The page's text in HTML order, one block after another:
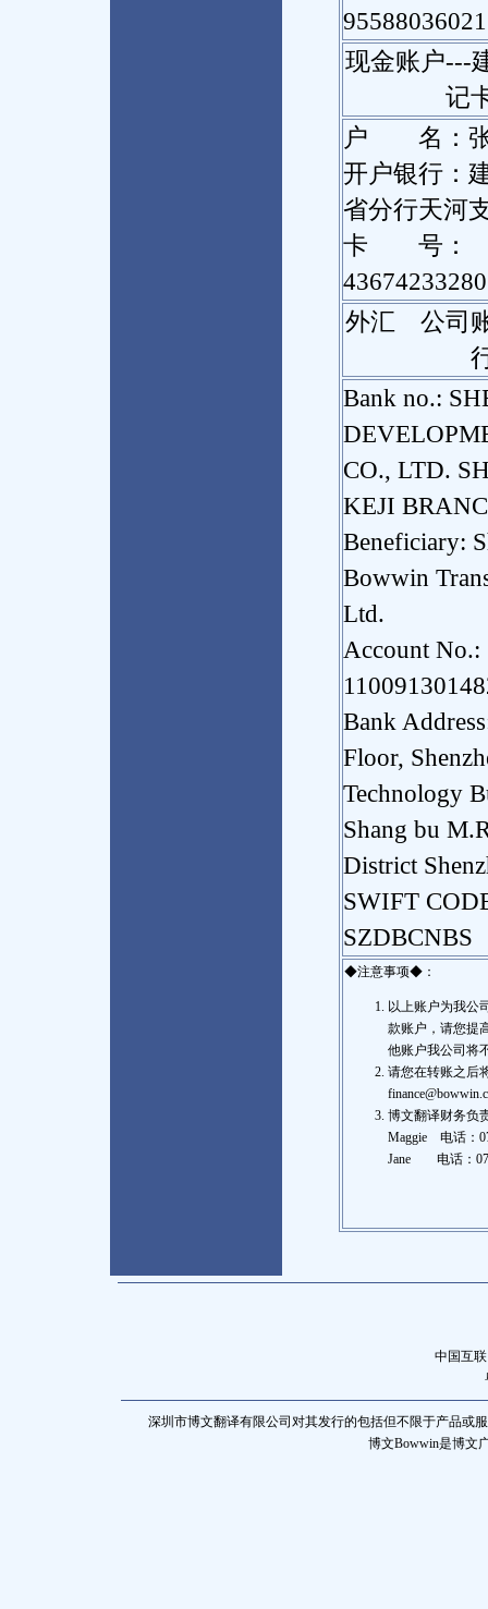
现金账户---
记
户 名：
开户银行：
省分行天河
卡 号：
外汇 公司
Bank no.:
CO., LTD.
KEJI
Beneficiary:
Bowwin
Ltd.
Account No.:
Bank
Floor,
Technology
Shang bu
District
SWIFT
SZDBCNBS
◆注意事项◆：
以上账户为我公
款账户，请您提
他账户我公司将
请您在转账之后
博文翻译财务负
Maggie 电话：
Jane 电话：
中国互
深圳市博文翻译有限公司对其发行的包括但不限于产品或
博文Bowwin是博文